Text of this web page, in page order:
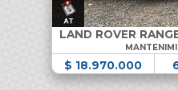
LAND ROVER
$ 18.970.000